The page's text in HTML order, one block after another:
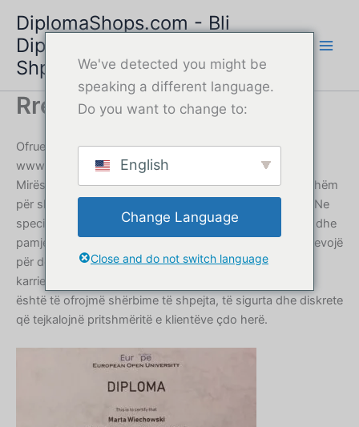
përmbajtja
DiplomaShops.com - Bli
Diplomë Online | Shërbim i
Shpejtë & i Sigurt
Rreth nesh
Ofruesi juaj i besueshëm i shërbimeve të diplomave,
www.DiplomaShops.com
Mirësevini në DiplomaShops.com, partneri juaj i besueshëm
për shërbime profesionale diplomash që nga viti 2018. Ne
specializohemi në krijimin e diplomave me cilësi të lartë dhe
pamje autentike për individë në mbarë botën që kanë nevojë
për dokumente zëvendësuese, mjete për avancim në
karrierë ose materiale referencë personale. Misioni ynë
është të ofrojmë shërbime të shpejta, të sigurta dhe diskrete
që tejkalojnë pritshmëritë e klientëve çdo herë.
We've detected you might be
speaking a different language.
Do you want to change to:
English
Change Language
Close and do not switch language